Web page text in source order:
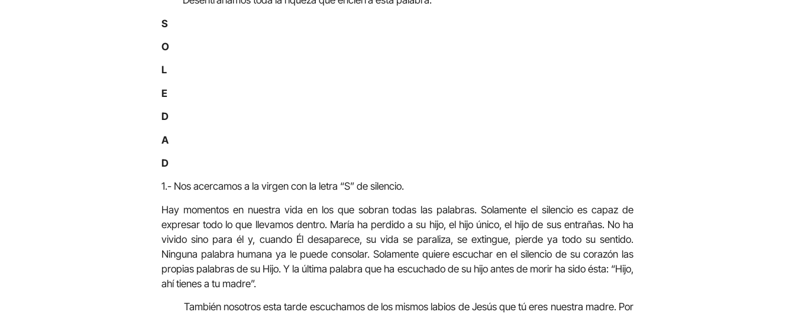
S
O
L
E
D
A
D
1.- Nos acercamos a la virgen con la letra “S” de silencio.
Hay momentos en nuestra vida en los que sobran todas las palabras. Solamente el silencio es capaz de
expresar todo lo que llevamos dentro. María ha perdido a su hijo, el hijo único, el hijo de sus entrañas. No ha
vivido sino para él y, cuando Él desaparece, su vida se paraliza, se extingue, pierde ya todo su sentido.
Ninguna palabra humana ya le puede consolar. Solamente quiere escuchar en el silencio de su corazón las
propias palabras de su Hijo. Y la última palabra que ha escuchado de su hijo antes de morir ha sido ésta: “Hijo,
ahí tienes a tu madre”.
También nosotros esta tarde escuchamos de los mismos labios de Jesús que tú eres nuestra madre. Por